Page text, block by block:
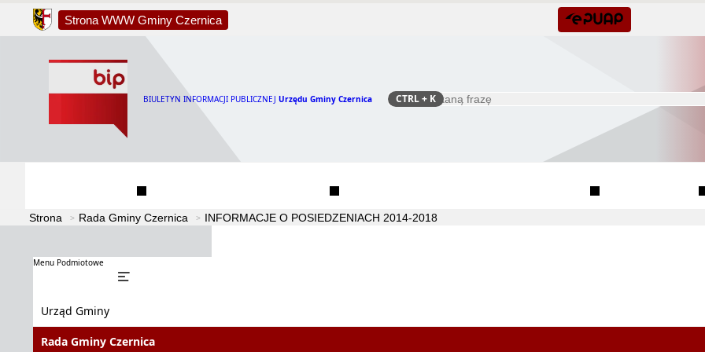
Strona WWW Gminy Czernica
BIULETYN INFORMACJI PUBLICZNEJ Urzędu Gminy Czernica Szukaj
CTRL+ K
Strona Rada Gminy Czernica INFORMACJE O POSIEDZENIACH 2014-2018
Menu Podmiotowe
Urząd Gminy
Rada Gminy Czernica